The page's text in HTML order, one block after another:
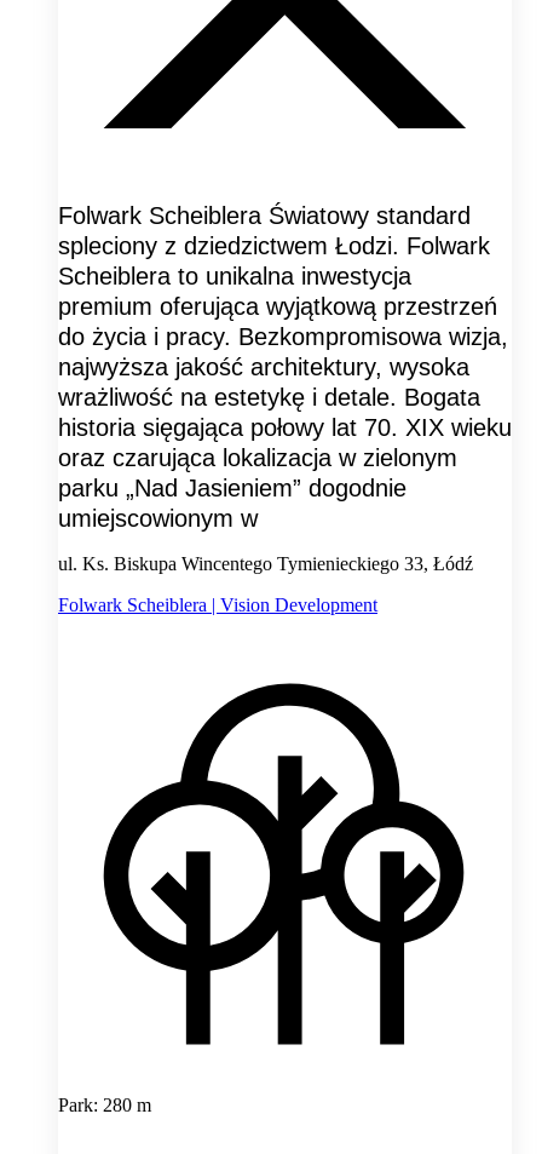
Folwark Scheiblera Światowy standard
spleciony z dziedzictwem Łodzi. Folwark
Scheiblera to unikalna inwestycja
premium oferująca wyjątkową przestrzeń
do życia i pracy. Bezkompromisowa wizja,
najwyższa jakość architektury, wysoka
wrażliwość na estetykę i detale. Bogata
historia sięgająca połowy lat 70. XIX wieku
oraz czarująca lokalizacja w zielonym
parku „Nad Jasieniem” dogodnie
umiejscowionym w
ul. Ks. Biskupa Wincentego Tymienieckiego 33, Łódź
Folwark Scheiblera | Vision Development
Park: 280 m